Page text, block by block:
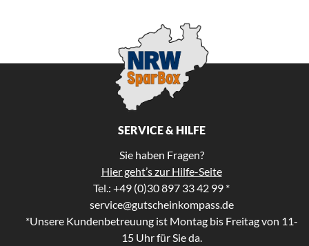
SERVICE & HILFE
Sie haben Fragen?
Hier geht’s zur Hilfe-Seite
Tel.: +49 (0)30 897 33 42 99 *
service@gutscheinkompass.de
*Unsere Kundenbetreuung ist Montag bis Freitag von 11-
15 Uhr für Sie da.